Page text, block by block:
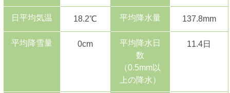
日平均気温 18.2℃ 平均降水量 137.8mm
平均降雪量 0cm
平均降水日
数
（0.5mm以
上の降水）
11.4日